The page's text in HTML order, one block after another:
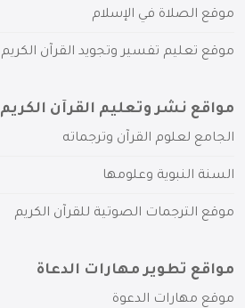
موقع الصلاة في الإسلام
موقع تعليم تفسير وتجويد القرآن الكريم
مواقع نشر وتعليم القرآن الكريم
الجامع لعلوم القرآن وترجماته
السنة النبوية وعلومها
موقع الترجمات الصوتية للقرآن الكريم
مواقع تطوير مهارات الدعاة
موقع مهارات الدعوة